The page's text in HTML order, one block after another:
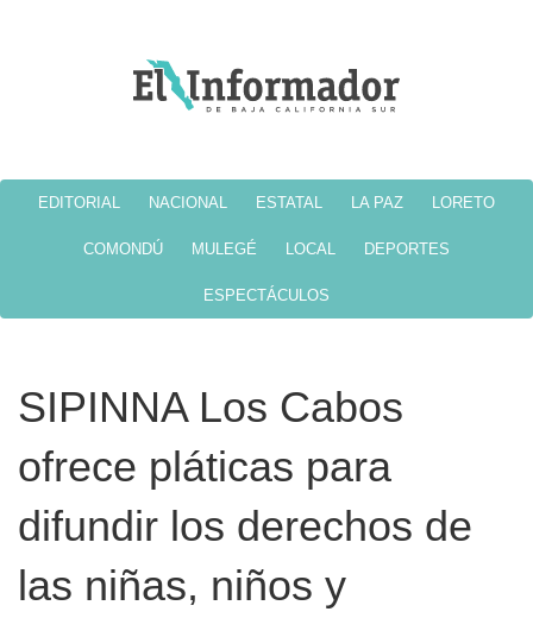
EDITORIAL NACIONAL ESTATAL LA PAZ LORETO
COMONDÚ MULEGÉ LOCAL DEPORTES
ESPECTÁCULOS
SIPINNA Los Cabos
ofrece pláticas para
difundir los derechos de
las niñas, niños y